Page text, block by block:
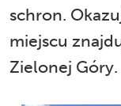
schron.
miejscu
Zielonej Góry.